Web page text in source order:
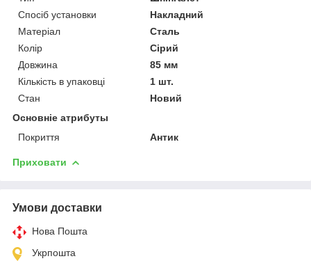
Спосіб установки
Накладний
Матеріал
Сталь
Колір
Сірий
Довжина
85 мм
Кількість в упаковці
1 шт.
Стан
Новий
Основніе атрибуты
Покриття
Антик
Приховати
Умови доставки
Нова Пошта
Укрпошта